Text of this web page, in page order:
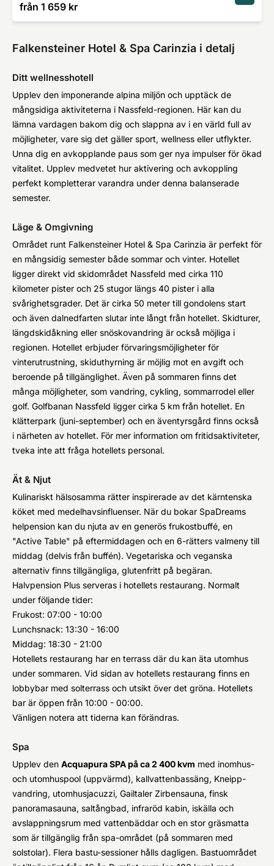
från 1 659 kr
Falkensteiner Hotel & Spa Carinzia i detalj
Ditt wellnesshotell
Upplev den imponerande alpina miljön och upptäck de
mångsidiga aktiviteterna i Nassfeld-regionen. Här kan du
lämna vardagen bakom dig och slappna av i en värld full av
möjligheter, vare sig det gäller sport, wellness eller utflykter.
Unna dig en avkopplande paus som ger nya impulser för ökad
vitalitet. Upplev medvetet hur aktivering och avkoppling
perfekt kompletterar varandra under denna balanserade
semester.
Läge & Omgivning
Området runt Falkensteiner Hotel & Spa Carinzia är perfekt för
en mångsidig semester både sommar och vinter. Hotellet
ligger direkt vid skidområdet Nassfeld med cirka 110
kilometer pister och 25 stugor längs 40 pister i alla
svårighetsgrader. Det är cirka 50 meter till gondolens start
och även dalnedfarten slutar inte långt från hotellet. Skidturer,
längdskidåkning eller snöskovandring är också möjliga i
regionen. Hotellet erbjuder förvaringsmöjligheter för
vinterutrustning, skiduthyrning är möjlig mot en avgift och
beroende på tillgänglighet. Även på sommaren finns det
många möjligheter, som vandring, cykling, sommarrodel eller
golf. Golfbanan Nassfeld ligger cirka 5 km från hotellet. En
klätterpark (juni-september) och en äventyrsgård finns också
i närheten av hotellet. För mer information om fritidsaktiviteter,
tveka inte att fråga hotellets personal.
Ät & Njut
Kulinariskt hälsosamma rätter inspirerade av det kärntenska
köket med medelhavsinfluenser. När du bokar SpaDreams
helpension kan du njuta av en generös frukostbuffé, en
"Active Table" på eftermiddagen och en 6-rätters valmeny till
middag (delvis från buffén). Vegetariska och veganska
alternativ finns tillgängliga, glutenfritt på begäran.
Halvpension Plus serveras i hotellets restaurang. Normalt
under följande tider:
Frukost: 07:00 - 10:00
Lunchsnack: 13:30 - 16:00
Middag: 18:30 - 21:00
Hotellets restaurang har en terrass där du kan äta utomhus
under sommaren. Vid sidan av hotellets restaurang finns en
lobbybar med solterrass och utsikt över det gröna. Hotellets
bar är öppen från 10:00 - 00:00.
Vänligen notera att tiderna kan förändras.
Spa
Upplev den Acquapura SPA på ca 2 400 kvm med inomhus-
och utomhuspool (uppvärmd), kallvattenbassäng, Kneipp-
vandring, utomhusjacuzzi, Gailtaler Zirbensauna, finsk
panoramasauna, saltångbad, infraröd kabin, iskälla och
avslappningsrum med vattenbäddar och en stor gräsmatta
som är tillgänglig från spa-området (på sommaren med
solstolar). Flera bastu-sessioner hålls dagligen. Bastuområdet